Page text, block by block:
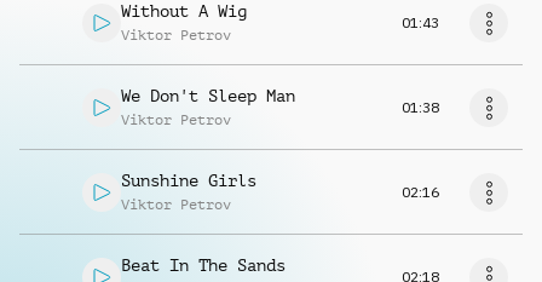
Without A Wig
Viktor Petrov
01:43
We Don't Sleep Man
Viktor Petrov
01:38
Sunshine Girls
Viktor Petrov
02:16
Beat In The Sands
02:18